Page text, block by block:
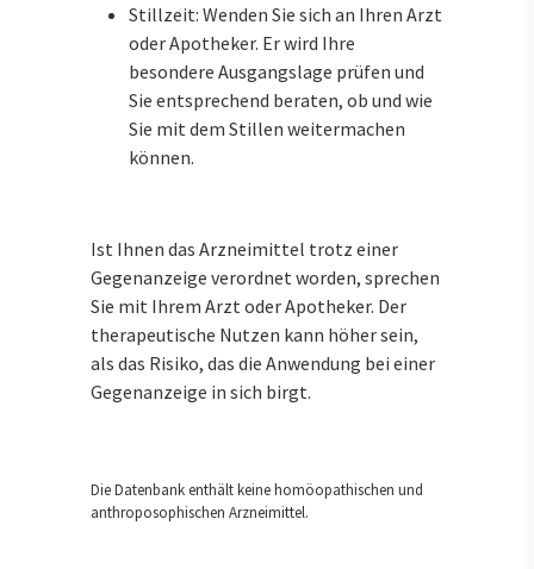
Stillzeit: Wenden Sie sich an Ihren Arzt
oder Apotheker. Er wird Ihre
besondere Ausgangslage prüfen und
Sie entsprechend beraten, ob und wie
Sie mit dem Stillen weitermachen
können.
Ist Ihnen das Arzneimittel trotz einer
Gegenanzeige verordnet worden, sprechen
Sie mit Ihrem Arzt oder Apotheker. Der
therapeutische Nutzen kann höher sein,
als das Risiko, das die Anwendung bei einer
Gegenanzeige in sich birgt.
Die Datenbank enthält keine homöopathischen und
anthroposophischen Arzneimittel.